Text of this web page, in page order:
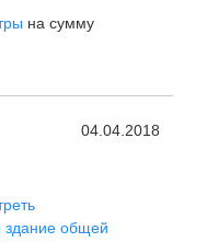
на сумму
04.04.2018
здание общей